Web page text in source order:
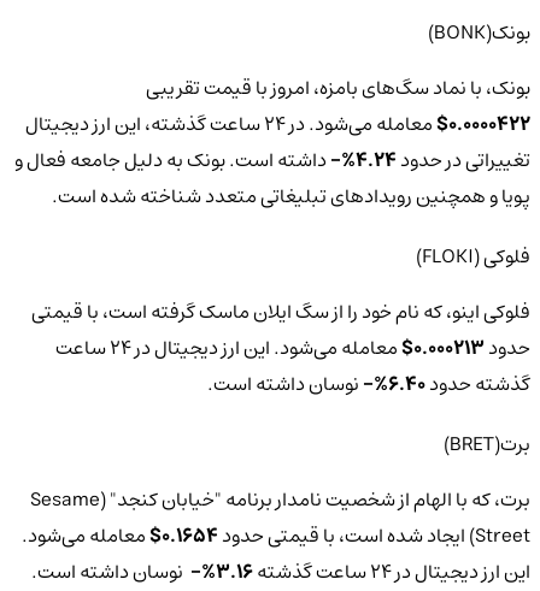
بونک(BONK)
بونک، با نماد سگ‌های بامزه، امروز با قیمت تقریبی
0.0000422$
معامله می‌شود. در 24 ساعت گذشته، این ارز دیجیتال
تغییراتی در حدود4.24%-
داشته است. بونک به دلیل جامعه فعال و
پویا و همچنین رویدادهای تبلیغاتی متعدد شناخته شده است.
فلوکی (FLOKI)
فلوکی اینو، که نام خود را از سگ ایلان ماسک گرفته است، با قیمتی
حدود0.000213$
معامله می‌شود. این ارز دیجیتال در 24 ساعت
گذشته حدود6.40%-
نوسان داشته است.
برت(BRET)
برت، که با الهام از شخصیت نامدار برنامه "خیابان کنجد" (Sesame
Street) ایجاد شده است، با قیمتی حدود
0.1654$ معامله می‌شود.
این ارز دیجیتال در 24 ساعت گذشته
3.16%- نوسان داشته است.